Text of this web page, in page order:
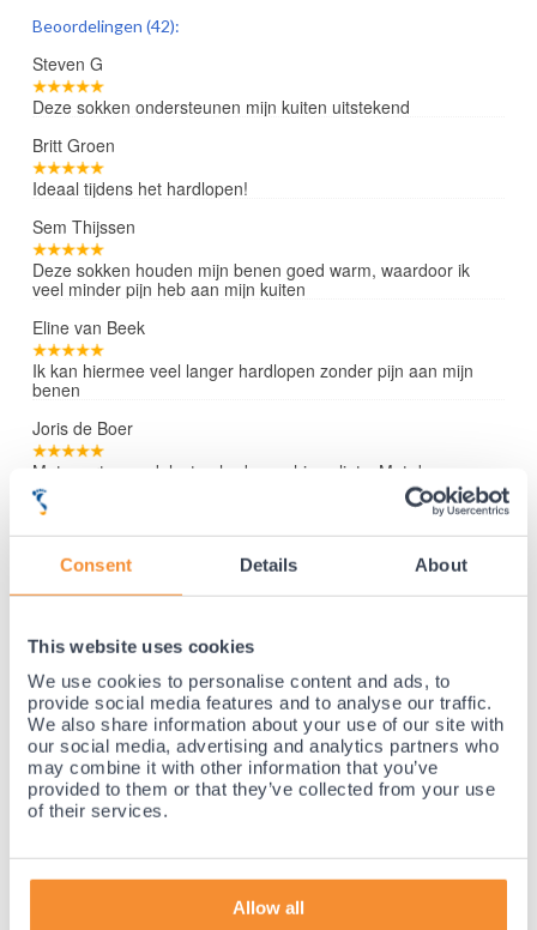
Consent Details About
This website uses cookies
We use cookies to personalise content and ads, to
provide social media features and to analyse our traffic.
We also share information about your use of our site with
our social media, advertising and analytics partners who
may combine it with other information that you’ve
provided to them or that they’ve collected from your use
of their services.
Allow all
Beoordelingen (42):
Steven G
Deze sokken ondersteunen mijn kuiten uitstekend
Britt Groen
Ideaal tijdens het hardlopen!
Sem Thijssen
Deze sokken houden mijn benen goed warm, waardoor ik
veel minder pijn heb aan mijn kuiten
Eline van Beek
Ik kan hiermee veel langer hardlopen zonder pijn aan mijn
benen
Joris de Boer
Met sporten vaak last gehad van shin splints. Met deze
sokken heb ik er bijna geen last meer van
35 jaar medische ervaring!
Gratis verzending vanaf €50,-
Voor 21:30 besteld, morgen thuis!
Gratis retourneren en 14 dagen uitproberen!
Achteraf betalen mogelijk! Nergens goedkoper!